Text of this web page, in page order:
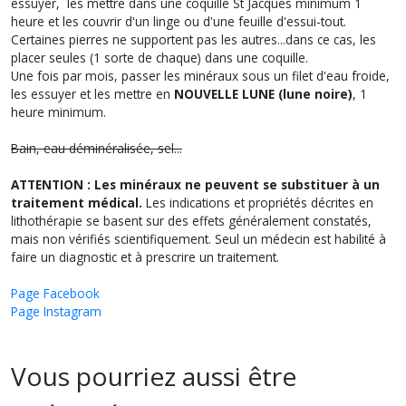
heure et les couvrir d'un linge ou d'une feuille d'essui-tout.
Certaines pierres ne supportent pas les autres...dans ce cas, les
placer seules (1 sorte de chaque) dans une coquille.
Une fois par mois, passer les minéraux sous un filet d'eau froide,
les essuyer et les mettre en NOUVELLE LUNE (lune noire), 1
heure minimum.
Bain, eau déminéralisée, sel...
ATTENTION : Les minéraux ne peuvent se substituer à un
traitement médical. Les indications et propriétés décrites en
lithothérapie se basent sur des effets généralement constatés,
mais non vérifiés scientifiquement. Seul un médecin est habilité à
faire un diagnostic et à prescrire un traitement.
Page Facebook
Page Instagram
Vous pourriez aussi être